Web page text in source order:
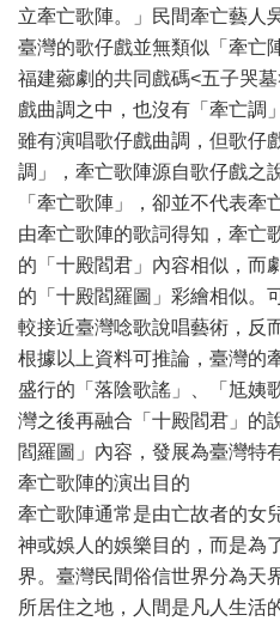
立牽亡歌陣。」民間牽亡藝人
臺灣的歌仔戲並無類似「牽亡
福建薌劇的共同戲碼<五子哭
戲曲調之中，也沒有「牽亡調
雖有演唱歌仔戲曲調，但歌仔
調」，牽亡歌陣源自歌仔戲之
「牽亡歌陣」，卻並不代表牽
由牽亡歌陣的歌詞得知，牽亡
的「十殿閻君」內容相似，而
的「十殿閻羅圖」彩繪相似。
較接近臺灣唸歌說唱藝術，反
根據以上資料可推論，臺灣的
盛行的「落陰歌謠」、「尪姨
灣之後再融合「十殿閻君」的
閻羅圖」內容，發展為臺灣特
牽亡歌陣的演出目的
牽亡歌陣通常是由亡故者的女
神或娛人的娛樂目的，而是為
界。臺灣民間俗信世界分為天
所居住之地，人間是凡人生活